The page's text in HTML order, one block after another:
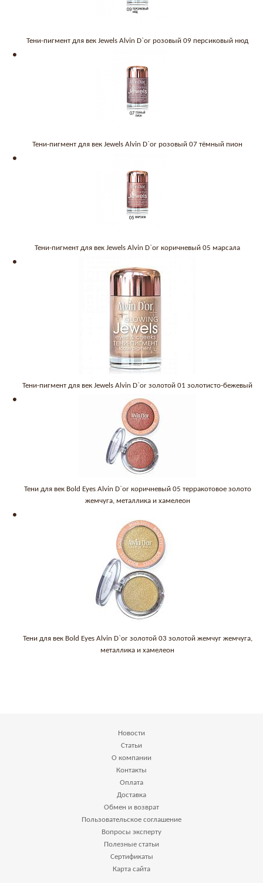
Тени-пигмент для век Jewels Alvin D`or розовый 09 персиковый нюд
Тени-пигмент для век Jewels Alvin D`or розовый 07 тёмный пион
Тени-пигмент для век Jewels Alvin D`or коричневый 05 марсала
Тени-пигмент для век Jewels Alvin D`or золотой 01 золотисто-бежевый
Тени для век Bold Eyes Alvin D`or коричневый 05 терракотовое золото
жемчуга, металлика и хамелеон
Тени для век Bold Eyes Alvin D`or золотой 03 золотой жемчуг жемчуга,
металлика и хамелеон
Новости
Статьи
О компании
Контакты
Оплата
Доставка
Обмен и возврат
Пользовательское соглашение
Вопросы эксперту
Полезные статьи
Сертификаты
Карта сайта